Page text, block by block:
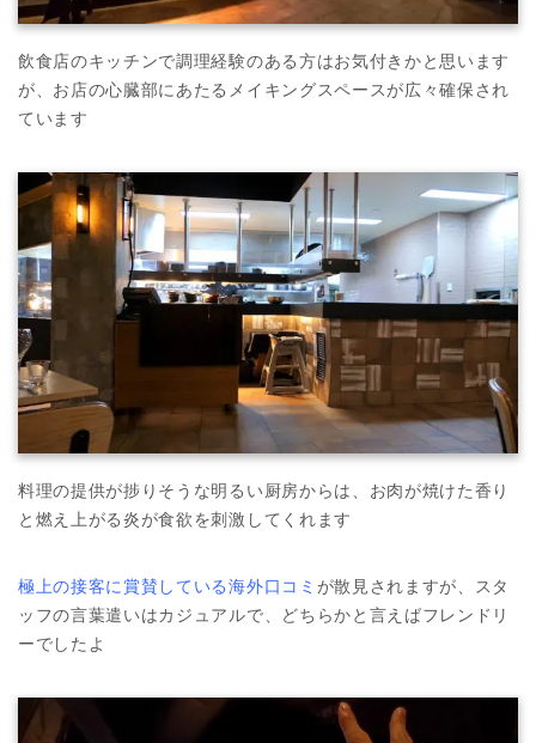
飲食店のキッチンで調理経験のある方はお気付きかと思います
が、お店の心臓部にあたるメイキングスペースが広々確保され
ています
料理の提供が捗りそうな明るい厨房からは、お肉が焼けた香り
と燃え上がる炎が食欲を刺激してくれます
極上の接客に賞賛している海外口コミ が散見されますが、スタ
ッフの言葉遣いはカジュアルで、どちらかと言えばフレンドリ
ーでしたよ